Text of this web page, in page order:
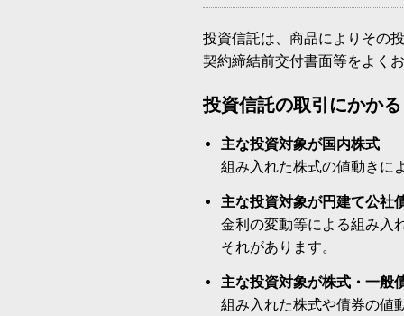
投資信託は、商品によりその
契約締結前交付書面等をよく
投資信託の取引にかか
主な投資対象が国内株式
組み入れた株式の値動きに
主な投資対象が円建て公社
金利の変動等による組み入
それがあります。
主な投資対象が株式・一般
組み入れた株式や債券の値